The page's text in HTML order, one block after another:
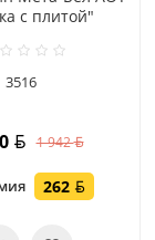
с плитой"
3516
1 942
262